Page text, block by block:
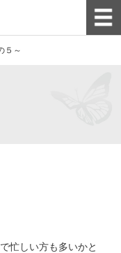
５～
忙しい方も多いかと